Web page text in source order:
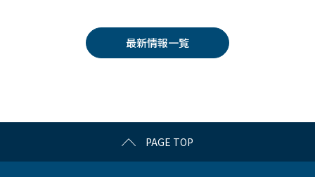
k
erk
et
n
a
最新情報一覧
PAGE TOP